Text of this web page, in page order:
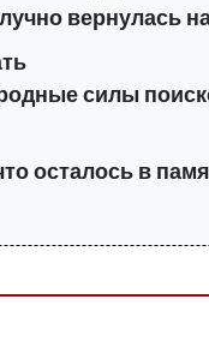
вернулась
силы
осталось в